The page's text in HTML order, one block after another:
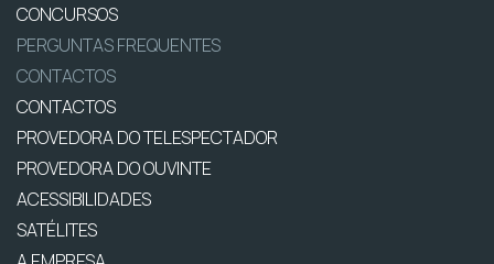
CONCURSOS
PERGUNTAS FREQUENTES
CONTACTOS
CONTACTOS
PROVEDORA DO TELESPECTADOR
PROVEDORA DO OUVINTE
ACESSIBILIDADES
SATÉLITES